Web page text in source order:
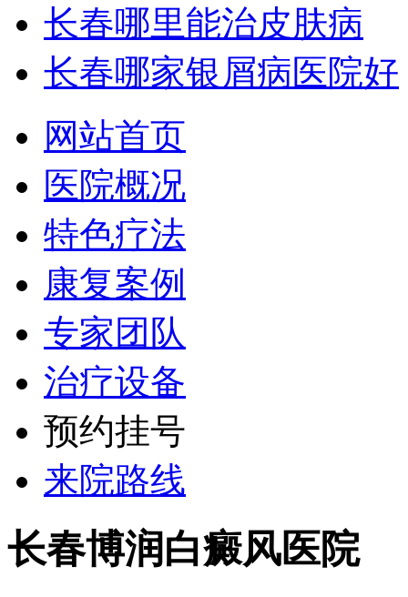
长春哪里能治皮肤病
长春哪家银屑病医院好
网站首页
医院概况
特色疗法
康复案例
专家团队
治疗设备
预约挂号
来院路线
长春博润白癜风医院